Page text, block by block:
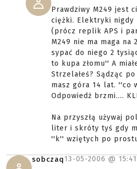
Prawdziwy M249 jest
ciężki. Elektryki nigdy
(prócz replik APS i
M249 nie ma maga
sypać do niego 2
to kupa złomu'' A
Strzelałeś? Sądząc
masz góra 14 lat. ''co
Odpowiedź brzmi....
Na przyszłą używaj
liter i skróty tyś gdy
''k'' wziętych po
sobczaq13-05-2006 @ 15:41